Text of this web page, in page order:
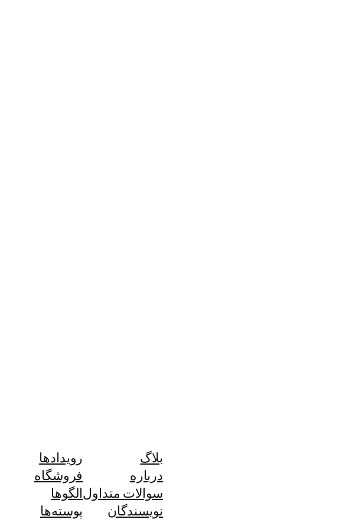
بلاگ
درباره
سوالات متداول
نویسندگان
رویدادها
فروشگاه
الگوها
پوسته‌ها